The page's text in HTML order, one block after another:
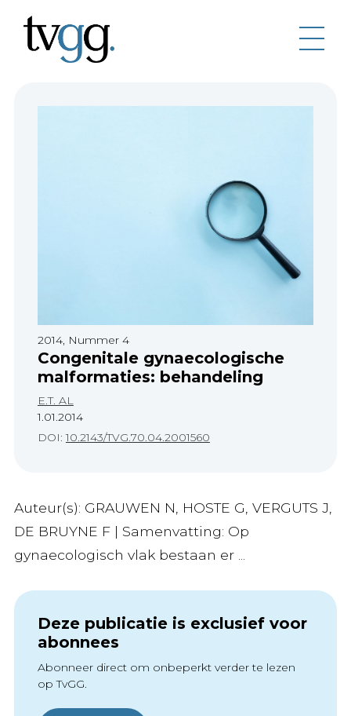
2014, Nummer 4
Congenitale gynaecologische
malformaties: behandeling
E.T. AL
1.01.2014
DOI:10.2143/TVG.70.04.2001560
Auteur(s): GRAUWEN N, HOSTE G, VERGUTS J,
DE BRUYNE F | Samenvatting: Op
gynaecologisch vlak bestaan er ...
Deze publicatie is exclusief voor
abonnees
Abonneer direct om onbeperkt verder te lezen
op TvGG.